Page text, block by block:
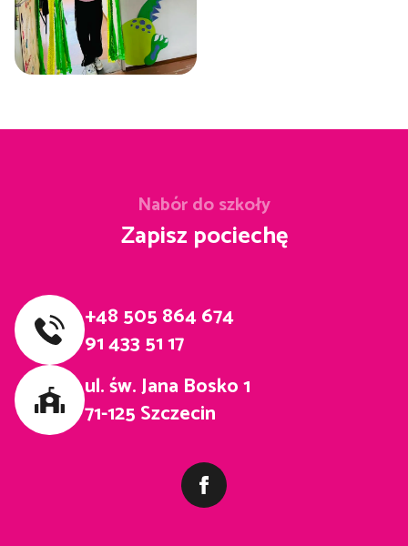
Nabór do szkoły
Zapisz pociechę
+48 505 864 674
91 433 51 17
ul. św. Jana Bosko 1
71-125 Szczecin